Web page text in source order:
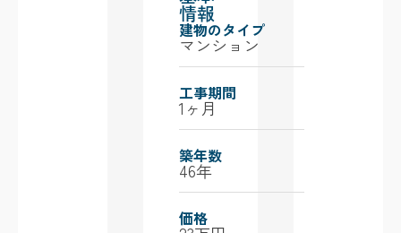
情報
建物のタイプ
マンション
工事期間
1ヶ月
築年数
46年
価格